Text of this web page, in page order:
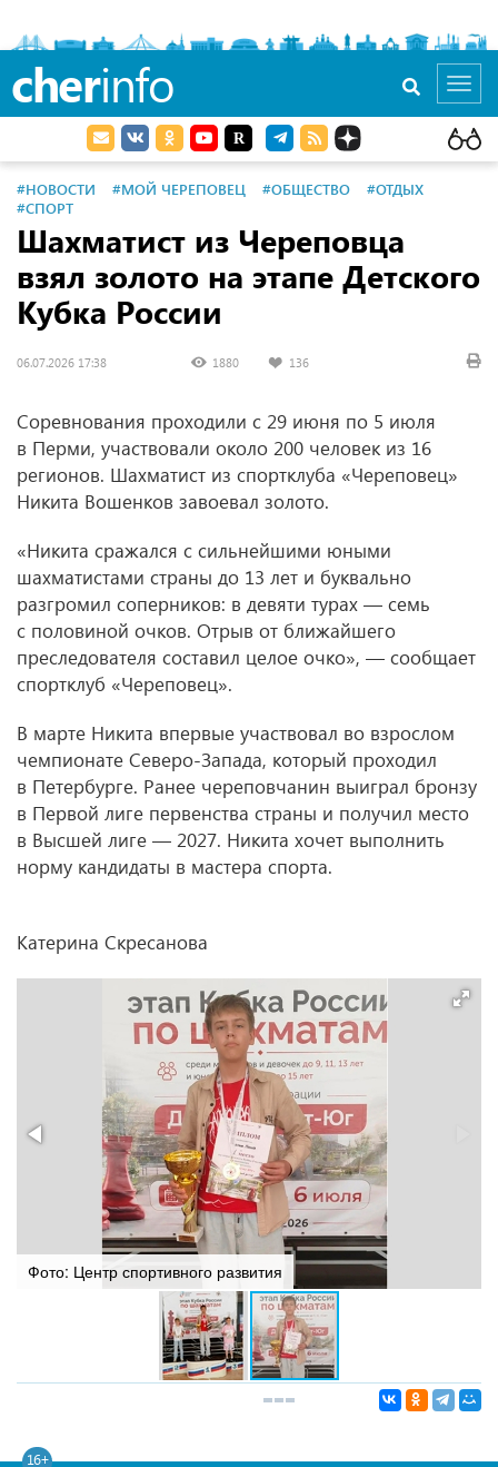
cherinfo
#НОВОСТИ #МОЙ ЧЕРЕПОВЕЦ #ОБЩЕСТВО
#ОТДЫХ
#СПОРТ
Шахматист из Череповца
взял золото на этапе Детского
Кубка России
06.07.2026 17:38 1880 136
Соревнования проходили с 29 июня по 5 июля
в Перми, участвовали около 200 человек из 16
регионов. Шахматист из спортклуба «Череповец»
Никита Вошенков завоевал золото.
«Никита сражался с сильнейшими юными
шахматистами страны до 13 лет и буквально
разгромил соперников: в девяти турах — семь
с половиной очков. Отрыв от ближайшего
преследователя составил целое очко», — сообщает
спортклуб «Череповец».
В марте Никита впервые участвовал во взрослом
чемпионате Северо-Запада, который проходил
в Петербурге. Ранее череповчанин выиграл бронзу
в Первой лиге первенства страны и получил место
в Высшей лиге — 2027. Никита хочет выполнить
норму кандидаты в мастера спорта.
Катерина Скресанова
Фото: Центр спортивного развития
16+